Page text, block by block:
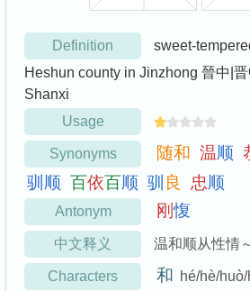
Definition
sweet-
Heshun county in Jinzhong 晉中|
Shanxi
Usage
Synonyms 随和 温顺
驯 顺 百依百顺 驯 良 忠顺
Antonym 刚愎
中文释义 温和顺从性情
Characters 和 hé/hè/